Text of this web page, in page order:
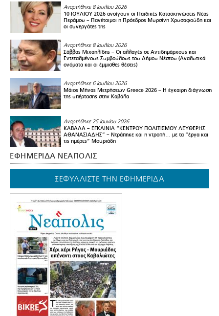
Αναρτήθηκε 8 Ιουλίου 2026
10 ΙΟΥΛΙΟΥ 2026 ανοίγουν οι Παιδικές Κατασκηνώσεις Νέας
Περάμου – Πανέτοιμοι η Πρόεδρος Μυρσίνη Χρυσαφούδη και
οι συνεργάτες της
Αναρτήθηκε 8 Ιουλίου 2026
Σάββας Μιχαηλίδης – Οι αλλαγές σε Αντιδημάρχους και
Εντεταλμένους Συμβούλους του Δήμου Νέστου (Αναλυτικά
ονόματα και οι έμμισθες θέσεις)
Αναρτήθηκε 6 Ιουλίου 2026
Μάιος Μήνας Μετρήσεων Greece 2026 – H έγκαιρη διάγνωση
της υπέρτασης στην Καβάλα
Αναρτήθηκε 25 Ιουνίου 2026
ΚΑΒΑΛΑ – ΕΓΚΑΙΝΙΑ “ΚΕΝΤΡΟΥ ΠΟΛΙΤΙΣΜΟΥ ΛΕΥΘΕΡΗΣ
ΑΘΑΝΑΣΙΑΔΗΣ” – Ντράπηκε και η ντροπή… με τα “έργα και
τις ημέρες” Μουριάδη
ΕΦΗΜΕΡΙΔΑ ΝΕΑΠΟΛΙΣ
ΞΕΦΥΛΛΙΣΤΕ ΤΗΝ ΕΦΗΜΕΡΙΔΑ